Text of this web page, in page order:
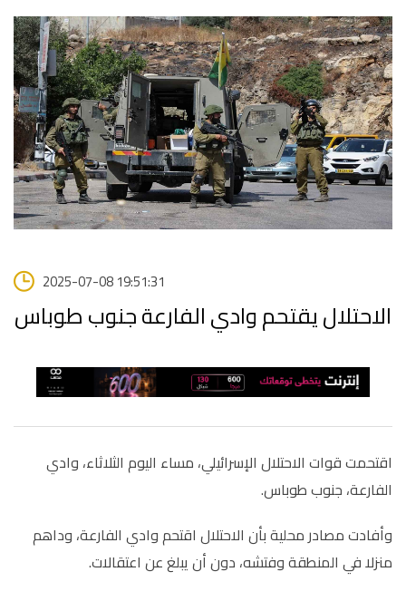
2025-07-08 19:51:31
الاحتلال يقتحم وادي الفارعة جنوب طوباس
اقتحمت قوات الاحتلال الإسرائيلي، مساء اليوم الثلاثاء، وادي
الفارعة، جنوب طوباس.
وأفادت مصادر محلية بأن الاحتلال اقتحم وادي الفارعة، وداهم
منزلا في المنطقة وفتشه، دون أن يبلغ عن اعتقالات.